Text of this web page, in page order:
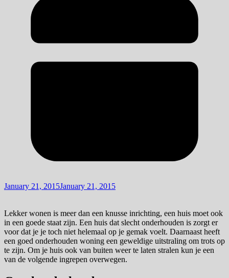
January 21, 2015January 21, 2015
Lekker wonen is meer dan een knusse inrichting, een huis moet ook
in een goede staat zijn. Een huis dat slecht onderhouden is zorgt er
voor dat je je toch niet helemaal op je gemak voelt. Daarnaast heeft
een goed onderhouden woning een geweldige uitstraling om trots op
te zijn. Om je huis ook van buiten weer te laten stralen kun je een
van de volgende ingrepen overwegen.